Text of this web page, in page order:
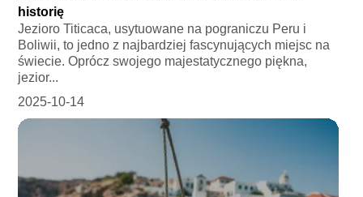
historię
Jezioro Titicaca, usytuowane na pograniczu Peru i
Boliwii, to jedno z najbardziej fascynujących miejsc na
świecie. Oprócz swojego majestatycznego piękna,
jezior...
2025-10-14